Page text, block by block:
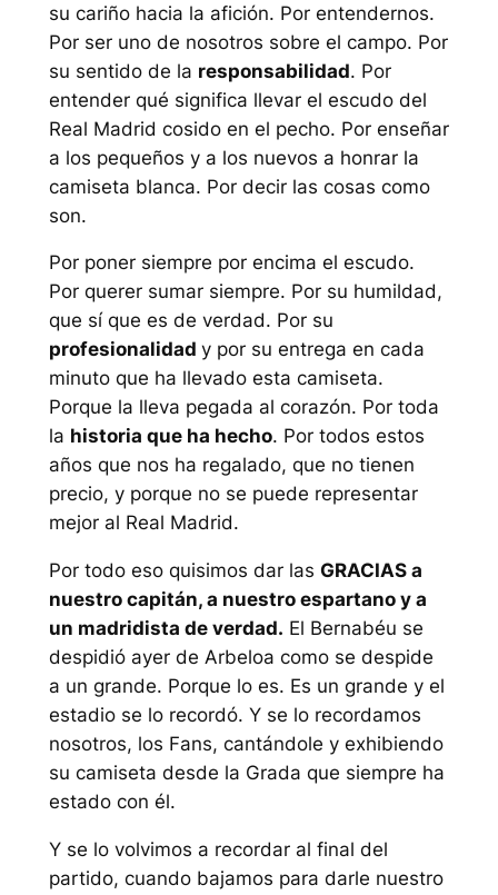
su cariño hacia la afición. Por entendernos.
Por ser uno de nosotros sobre el campo. Por
su sentido de la responsabilidad. Por
entender qué significa llevar el escudo del
Real Madrid cosido en el pecho. Por enseñar
a los pequeños y a los nuevos a honrar la
camiseta blanca. Por decir las cosas como
son.
Por poner siempre por encima el escudo.
Por querer sumar siempre. Por su humildad,
que sí que es de verdad. Por su
profesionalidad y por su entrega en cada
minuto que ha llevado esta camiseta.
Porque la lleva pegada al corazón. Por toda
la historia que ha hecho. Por todos estos
años que nos ha regalado, que no tienen
precio, y porque no se puede representar
mejor al Real Madrid.
Por todo eso quisimos dar las GRACIAS a
nuestro capitán, a nuestro espartano y a
un madridista de verdad. El Bernabéu se
despidió ayer de Arbeloa como se despide
a un grande. Porque lo es. Es un grande y el
estadio se lo recordó. Y se lo recordamos
nosotros, los Fans, cantándole y exhibiendo
su camiseta desde la Grada que siempre ha
estado con él.
Y se lo volvimos a recordar al final del
partido, cuando bajamos para darle nuestro